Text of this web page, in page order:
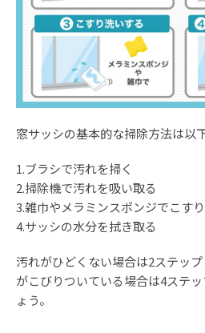
窓サッシの基本的な掃除方法は以
1.ブラシで汚れを掃く
2.掃除機で汚れを吸い取る
3.雑巾やメラミンスポンジでこす
4.サッシの水分を拭き取る
汚れがひどくない場合は2ステッ
がこびりついている場合は4ステ
ょう。